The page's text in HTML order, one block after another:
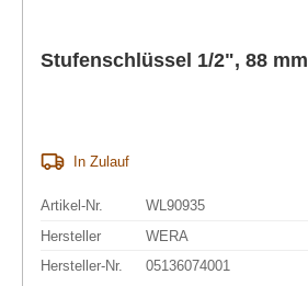
Stufenschlüssel 1/2", 88 mm
In Zulauf
Artikel-Nr.
WL90935
Hersteller
WERA
Hersteller-Nr.
05136074001